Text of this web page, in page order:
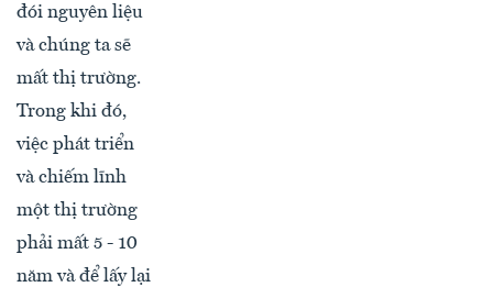
đói nguyên liệu
và chúng ta sẽ
mất thị trường.
Trong khi đó,
việc phát triển
và chiếm lĩnh
một thị trường
phải mất 5 - 10
năm và để lấy lại